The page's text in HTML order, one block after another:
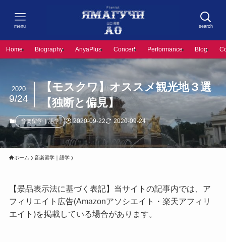
search
menu
Home Biography AnyaPlus Concert Performance Blog
【モスクワ】オススメ観光地３選
【独断と偏見】
2020
9/24
音楽留学｜語学 2020-09-22 2020-09-24
ホーム 音楽留学｜語学
【景品表示法に基づく表記】当サイトの記事内では、ア
フィリエイト広告(Amazonアソシエイト・楽天アフィリ
エイト)を掲載している場合があります。